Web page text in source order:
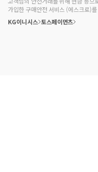
가입한 구매안전 서비스 (에스크로)
KG이니시스 토스페이먼츠